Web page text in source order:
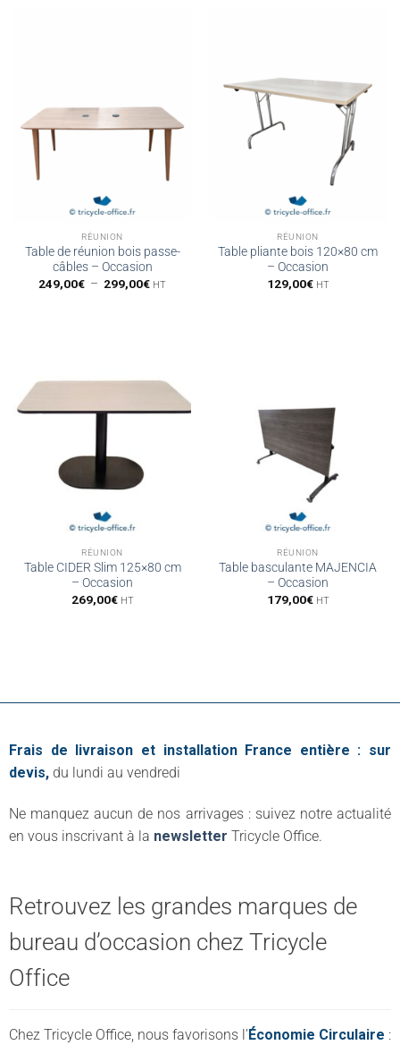
RÉUNION
Table de réunion bois passe-
câbles – Occasion
249,00€ – 299,00€Plage
HT
RÉUNION
Table pliante bois 120×80 cm
– Occasion
129,00€ HT
RÉUNION
Table CIDER Slim 125×80 cm
– Occasion
269,00€ HT
RÉUNION
Table basculante MAJENCIA
– Occasion
179,00€ HT
Frais de livraison et installation France entière : sur
devis, du lundi au vendredi
Ne manquez aucun de nos arrivages : suivez notre actualité
en vous inscrivant à la newsletter Tricycle Office.
Retrouvez les grandes marques de
bureau d’occasion chez Tricycle
Office
Chez Tricycle Office, nous favorisons l’Économie Circulaire :